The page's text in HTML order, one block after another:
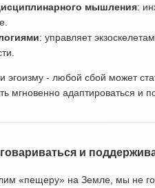
мышления:
: управляет
эгоизму - любой сбой может
мгновенно адаптироваться и
и
«пещеру» на Земле, мы не